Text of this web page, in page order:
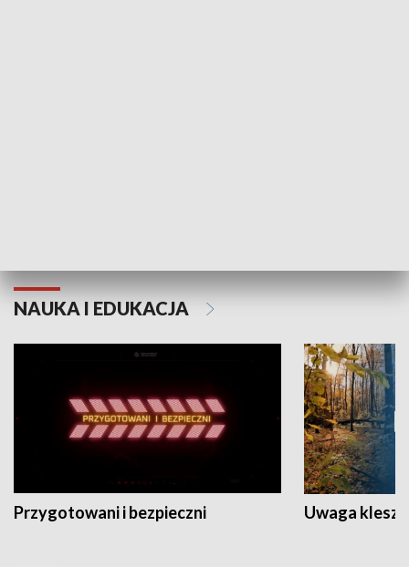
NAUKA I EDUKACJA
Przygotowani i bezpieczni Uwaga